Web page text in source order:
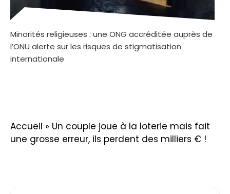
Minorités religieuses : une ONG accréditée auprès de
l’ONU alerte sur les risques de stigmatisation
internationale
Accueil » Un couple joue à la loterie mais fait
une grosse erreur, ils perdent des milliers € !